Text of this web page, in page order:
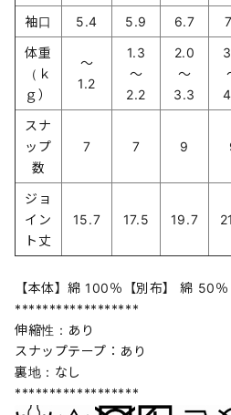
袖口
5.4 5.9 6.7
体重
（ｋ
ｇ）
～
1.2
1.3
～
2.2
2.0
～
3.3
スナ
ップ
数
7 7 9
ジョ
イン
ト丈
15.7 17.5 19.7
【本体】綿 100％【別布】 綿 50
******************
伸縮性：あり
スナップテープ：あり
裏地：なし
******************